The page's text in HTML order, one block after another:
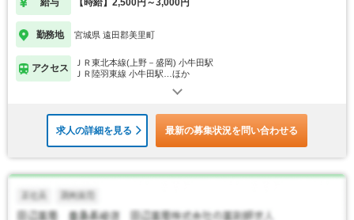
勤務地 宮城県 遠田郡美里町
アクセス
ＪＲ東北本線(上野－盛岡) 小牛田駅
ＪＲ陸羽東線 小牛田駅…ほか
求人の詳細を見る 最新の募集状況を問い合わせる